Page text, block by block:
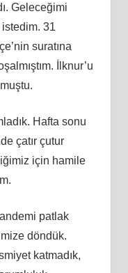
Geleceğimi
istedim. 31
suratına
İlknur’u
Hafta sonu
çatır çutur
için hamile
patlak
döndük.
katmadık,